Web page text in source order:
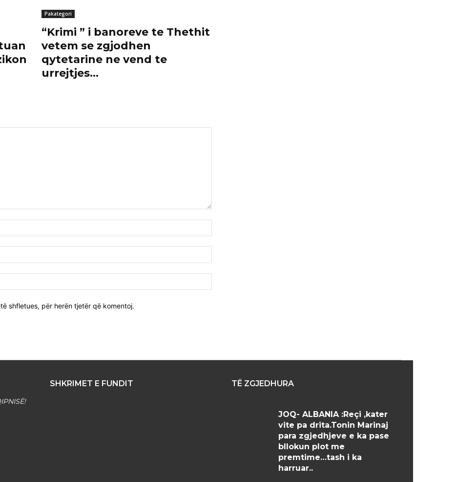
Pakategori
“Krimi ” i banoreve te Thethit
vetem se zgjodhen
qytetarine ne vend te
urrejtjes…
shfletues, për herën tjetër që komentoj.
SHKRIMET E FUNDIT TË ZGJEDHURA
JOQ- ALBANIA :Reçi ,kater
vite pa drita.Tonin Marinaj
para zgjedhjeve e ka pase
bllokun plot me
premtime…tash i ka
harruar..